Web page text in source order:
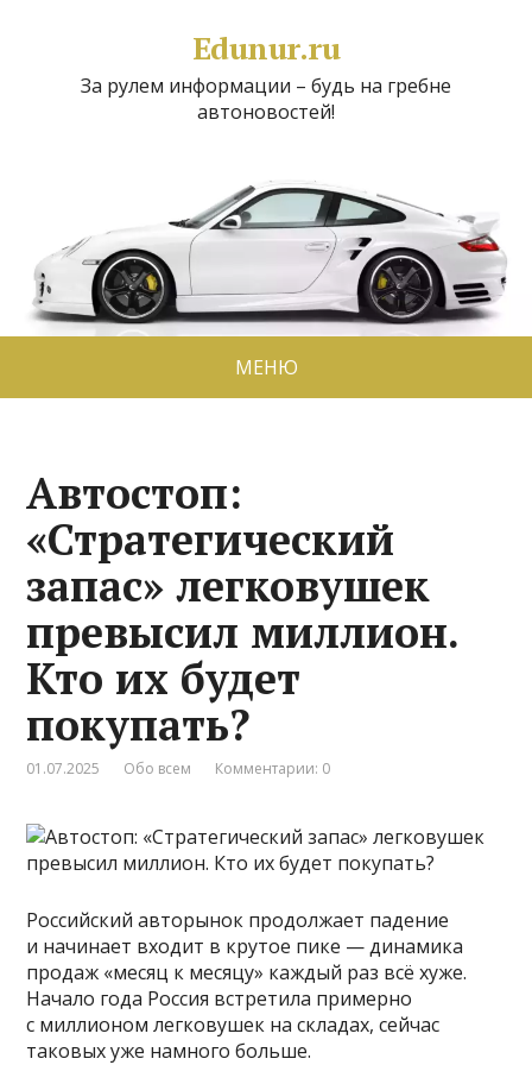
Edunur.ru
За рулем информации – будь на гребне
автоновостей!
МЕНЮ
Автостоп:
«Стратегический
запас» легковушек
превысил миллион.
Кто их будет
покупать?
01.07.2025 Обо всем Комментарии: 0
Российский авторынок продолжает падение
и начинает входит в крутое пике — динамика
продаж «месяц к месяцу» каждый раз всё хуже.
Начало года Россия встретила примерно
с миллионом легковушек на складах, сейчас
таковых уже намного больше.